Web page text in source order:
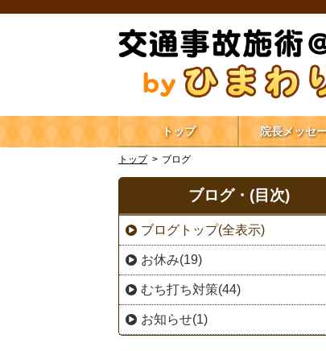
トップ 院長メッセ
トップ ブログ
ブログ・(目次)
ブログトップ(全表示)
お休み(19)
むち打ち対策(44)
お知らせ(1)